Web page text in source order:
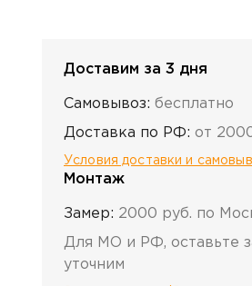
Доставим за 3 дня
Самовывоз: бесплатно
Доставка по РФ: от
Условия доставки и
Монтаж
Замер: 2000 руб. по
Для МО и РФ, оставьте
уточним